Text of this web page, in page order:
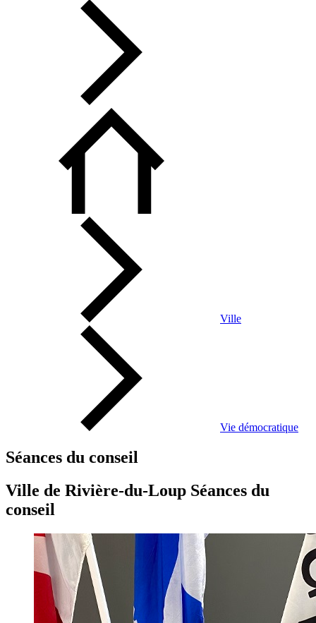
Ville
Vie démocratique
Séances du conseil
Ville de Rivière-du-Loup Séances du
conseil